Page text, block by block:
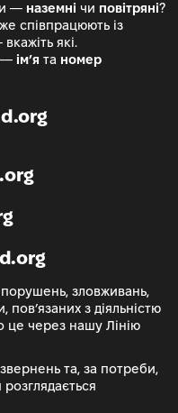
— наземні чи повітряні?
співпрацюють із
які.
— ім’я та номер
зловживань,
пов’язаних з діяльністю
це через нашу Лінію
та, за потреби,